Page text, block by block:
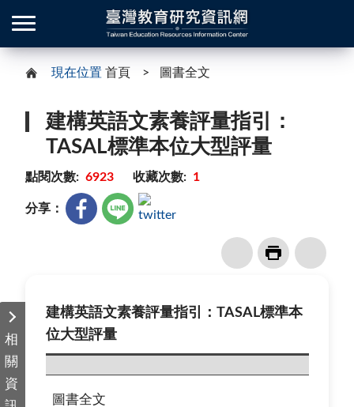
現在位置 首頁 圖書全文
建構英語文素養評量指引：
TASAL標準本位大型評量
點閱次數: 6923 收藏次數: 1
分享：
相
關
資
建構英語文素養評量指引：TASAL標準本
位大型評量
圖書全文